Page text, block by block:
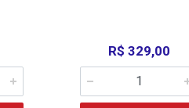
R$ 329,00